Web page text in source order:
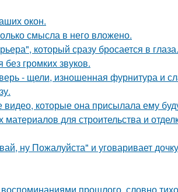
окон.
смысла в него вложено.
который сразу бросается в глаза.
громких звуков.
- щели, изношенная фурнитура и
которые она присылала ему
для строительства и
ну Пожалуйста" и уговаривает